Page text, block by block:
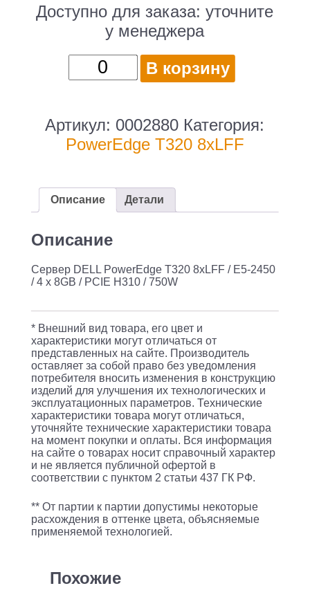
Доступно для заказа:уточните
у менеджера
Количество
товара
PowerEdge
T320
E5-
/
x
/
PCIE
H310
/
750W
В корзину
Артикул: 0002880 Категория:
PowerEdge T320 8xLFF
Описание Детали
Описание
Cервер DELL PowerEdge T320 8xLFF / E5-2450
/ 4 x 8GB / PCIE H310 / 750W
* Внешний вид товара, его цвет и
характеристики могут отличаться от
представленных на сайте. Производитель
оставляет за собой право без уведомления
потребителя вносить изменения в конструкцию
изделий для улучшения их технологических и
эксплуатационных параметров. Технические
характеристики товара могут отличаться,
уточняйте технические характеристики товара
на момент покупки и оплаты. Вся информация
на сайте о товарах носит справочный характер
и не является публичной офертой в
соответствии с пунктом 2 статьи 437 ГК РФ.
** От партии к партии допустимы некоторые
расхождения в оттенке цвета, объясняемые
применяемой технологией.
Похожие